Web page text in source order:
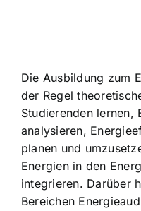
Die Ausbildung zum
der Regel
Studierenden lernen,
analysieren,
planen und
Energien in den
integrieren. Darüber
Bereichen